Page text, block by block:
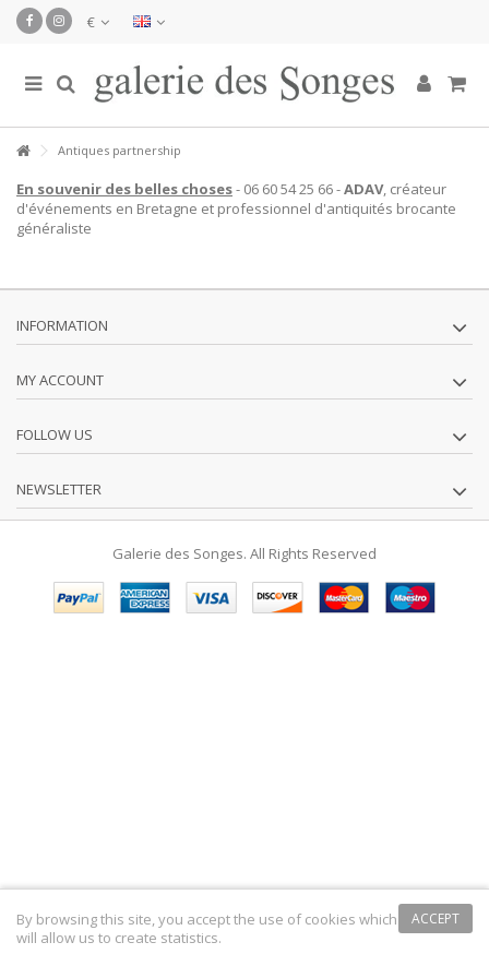
€
Antiques partnership
En souvenir des belles choses- 06 60 54 25 66 -ADAV, créateur
d'événements en Bretagne et professionnel d'antiquités brocante
généraliste
INFORMATION
MY ACCOUNT
FOLLOW US
NEWSLETTER
Galerie des Songes. All Rights Reserved
ACCEPT
By browsing this site, you accept the use of cookies which
will allow us to create statistics.